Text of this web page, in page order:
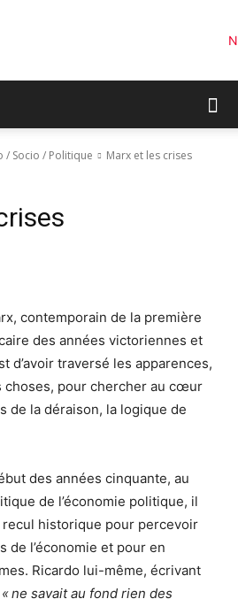
/ Socio / Politique Marx et les crises
contemporain de la première
des années victoriennes et
d’avoir traversé les apparences,
choses, pour chercher au cœur
de la déraison, la logique de
des années cinquante, au
de l’économie politique, il
recul historique pour percevoir
de l’économie et pour en
Ricardo lui-même, écrivant
« ne savait au fond rien des